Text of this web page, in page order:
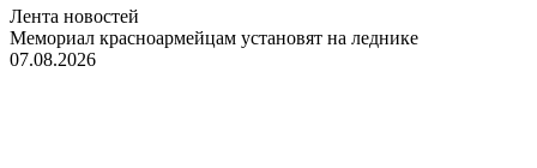
Лента новостей
Мемориал красноармейцам установят на леднике
07.08.2026